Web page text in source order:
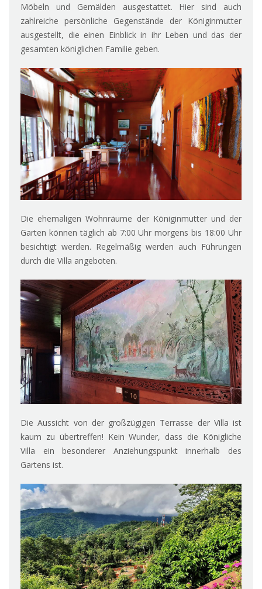
Möbeln und Gemälden ausgestattet. Hier sind auch
zahlreiche persönliche Gegenstände der Königinmutter
ausgestellt, die einen Einblick in ihr Leben und das der
gesamten königlichen Familie geben.
Die ehemaligen Wohnräume der Königinmutter und der
Garten können täglich ab 7:00 Uhr morgens bis 18:00 Uhr
besichtigt werden. Regelmäßig werden auch Führungen
durch die Villa angeboten.
Die Aussicht von der großzügigen Terrasse der Villa ist
kaum zu übertreffen! Kein Wunder, dass die Königliche
Villa ein besonderer Anziehungspunkt innerhalb des
Gartens ist.